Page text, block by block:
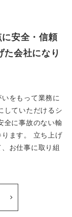
に安全・信頼
た会社になり
をもって業務に
していただけるシ
全に事故のない輸
ます。
立ち上げ
お仕事に取り組